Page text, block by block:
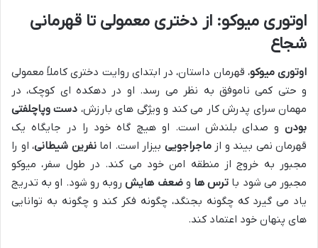
اوتوری میوکو: از دختری معمولی تا قهرمانی
شجاع
اوتوری میوکو، قهرمان داستان، در ابتدای روایت دختری کاملاً معمولی
و حتی کمی ناموفق به نظر می رسد. او در دهکده ای کوچک، در
مهمان سرای پدرش کار می کند و ویژگی های بارزش، دست وپاچلفتی
بودن و صدای بلندش است. او هیچ گاه خود را در جایگاه یک
قهرمان نمی بیند و ازماجراجویی بیزار است. امانفرین شیطانی، او را
مجبور به خروج از منطقه امن خود می کند. در طول سفر، میوکو
مجبور می شود با ترس ها وضعف هایشروبه رو شود. او به تدریج
یاد می گیرد که چگونه بجنگد، چگونه فکر کند و چگونه به توانایی
های پنهان خود اعتماد کند.